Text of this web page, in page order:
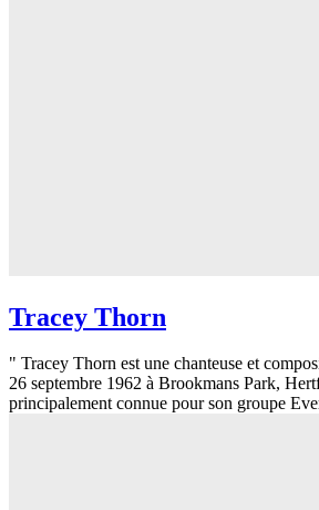
Tracey Thorn
" Tracey Thorn est une chanteuse et
26 septembre 1962 à Brookmans Park,
principalement connue pour son groupe